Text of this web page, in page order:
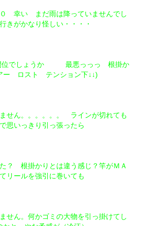
幸い まだ雨は降っていませんでし
きがかなり怪しい・・・・
間位でしょうか 最悪っっっ 根掛か
ー ロスト テンション下↓↓)
せん。。。。。。 ラインが切れても
思いっきり引っ張ったら
？ 根掛かりとは違う感じ？竿がＭＡ
リールを強引に巻いても
せん。何かゴミの大物を引っ掛けてし